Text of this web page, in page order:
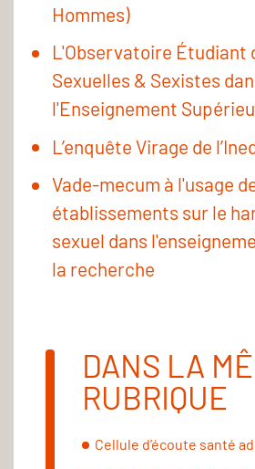
Hommes)
L'Observatoire Étudiant
Sexuelles & Sexistes
l'Enseignement
L’enquête Virage de
Vade-mecum à l'usage
établissements sur le
sexuel dans
la recherche
DANS LA
RUBRIQUE
Cellule d’écoute santé